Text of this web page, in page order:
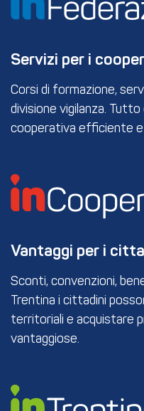
Servizi per i
Corsi di formazione,
divisione vigilanza.
cooperativa efficiente e
Vantaggi per i
Sconti, convenzioni,
Trentina i cittadini
territoriali e acquistare
vantaggiose.